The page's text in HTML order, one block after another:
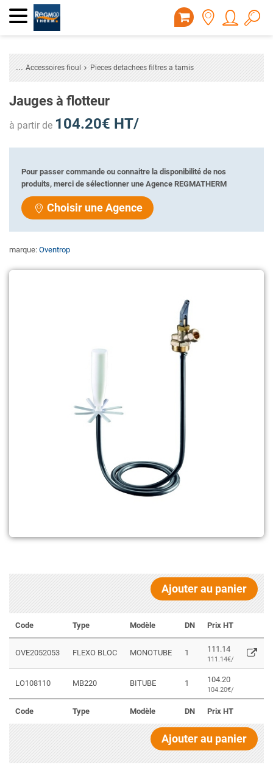
Accessoires fioul Pieces detachees filtres a tamis
Jauges à flotteur
à partir de 104.20€ HT/
Pour passer commande ou connaitre la disponibilité de nos
produits, merci de sélectionner une Agence REGMATHERM
Choisir une Agence
marque: Oventrop
Ajouter au panier
Code Type Modèle DN Prix HT
Code Type Modèle DN Prix HT
OVE2052053 FLEXO BLOC MONOTUBE 1 111.14
111.14€/
LO108110 MB220 BITUBE 1 104.20
104.20€/
Ajouter au panier